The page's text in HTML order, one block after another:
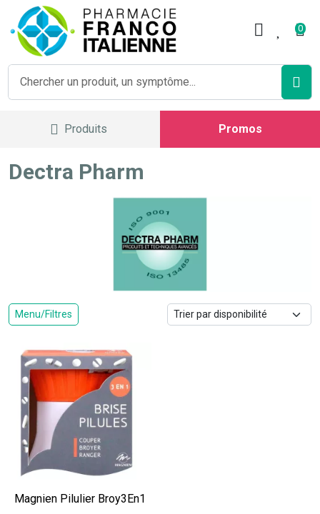
0
Produits Promos
Dectra Pharm
Menu/Filtres
Magnien Pilulier Broy3En1